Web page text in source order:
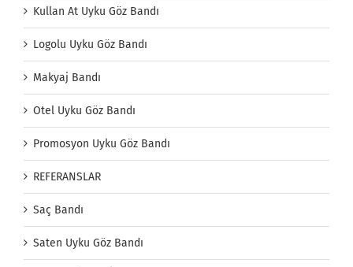
Kullan At Uyku Göz Bandı
Logolu Uyku Göz Bandı
Makyaj Bandı
Otel Uyku Göz Bandı
Promosyon Uyku Göz Bandı
REFERANSLAR
Saç Bandı
Saten Uyku Göz Bandı